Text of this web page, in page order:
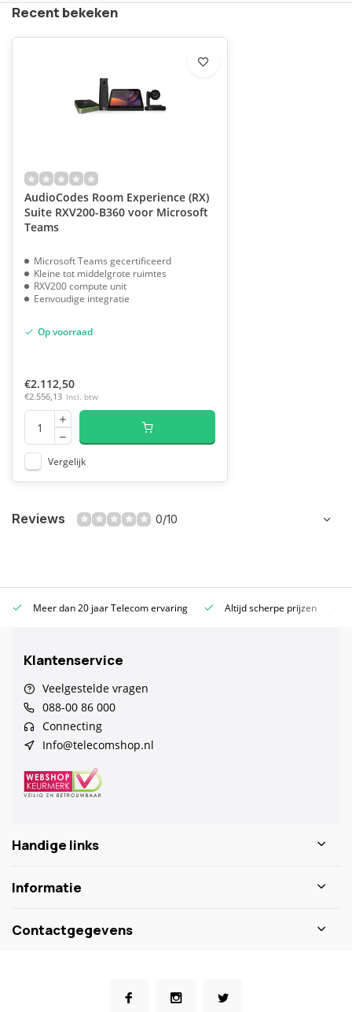
Recent bekeken
AudioCodes Room Experience (RX)
Suite RXV200-B360 voor Microsoft
Teams
Microsoft Teams gecertificeerd
Kleine tot middelgrote ruimtes
RXV200 compute unit
Eenvoudige integratie
Op voorraad
€2.112,50
€2.556,13 Incl. btw
Vergelijk
Reviews 0/10
Meer dan 20 jaar Telecom ervaring Altijd scherpe prijzen
Klantenservice
Veelgestelde vragen
088-00 86 000
Connecting
Info@telecomshop.nl
Handige links
Informatie
Contactgegevens